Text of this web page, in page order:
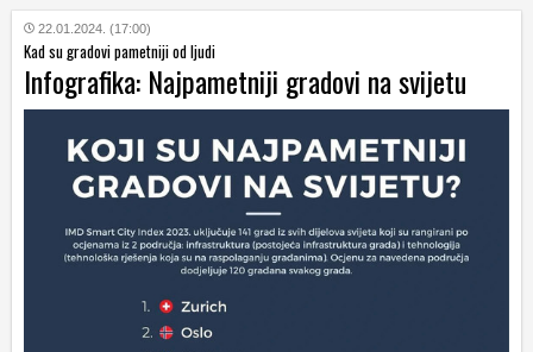
22.01.2024. (17:00)
Kad su gradovi pametniji od ljudi
Infografika: Najpametniji gradovi na svijetu